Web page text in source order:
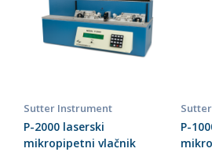
Sutter Instrument
P-2000 laserski
mikropipetni vlačnik
P-